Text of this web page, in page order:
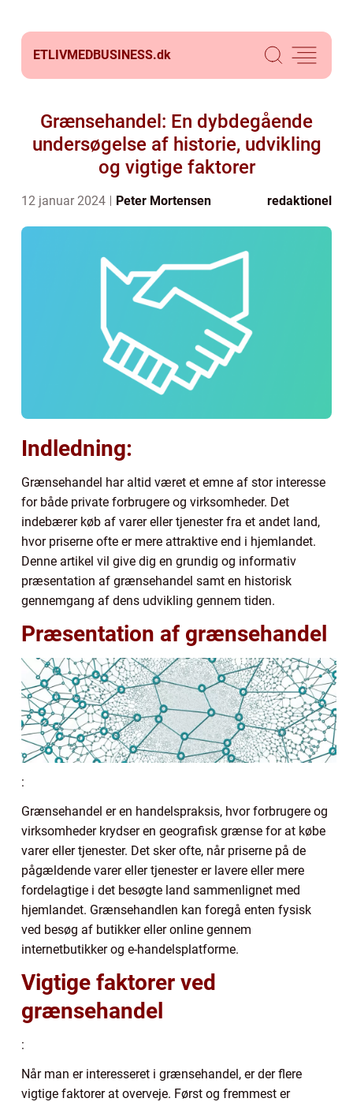
ETLIVMEDBUSINESS.dk
Grænsehandel: En dybdegående
undersøgelse af historie, udvikling
og vigtige faktorer
12 januar 2024 Peter Mortensen redaktionel
Indledning:
Grænsehandel har altid været et emne af stor interesse
for både private forbrugere og virksomheder. Det
indebærer køb af varer eller tjenester fra et andet land,
hvor priserne ofte er mere attraktive end i hjemlandet.
Denne artikel vil give dig en grundig og informativ
præsentation af grænsehandel samt en historisk
gennemgang af dens udvikling gennem tiden.
Præsentation af grænsehandel
:
Grænsehandel er en handelspraksis, hvor forbrugere og
virksomheder krydser en geografisk grænse for at købe
varer eller tjenester. Det sker ofte, når priserne på de
pågældende varer eller tjenester er lavere eller mere
fordelagtige i det besøgte land sammenlignet med
hjemlandet. Grænsehandlen kan foregå enten fysisk
ved besøg af butikker eller online gennem
internetbutikker og e-handelsplatforme.
Vigtige faktorer ved
grænsehandel
:
Når man er interesseret i grænsehandel, er der flere
vigtige faktorer at overveje. Først og fremmest er